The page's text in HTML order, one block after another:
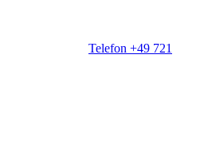
Telefon +49 721